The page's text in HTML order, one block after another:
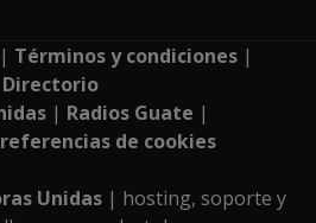
Términos y condiciones|
Directorio
| Radios Guate |
de cookies
Unidas| hosting, soporte y